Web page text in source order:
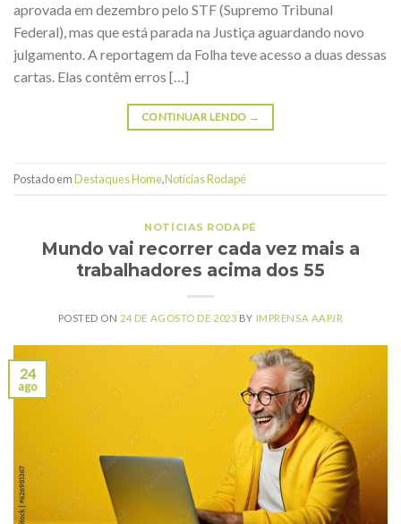
aprovada em dezembro pelo STF (Supremo Tribunal
Federal), mas que está parada na Justiça aguardando novo
julgamento. A reportagem da Folha teve acesso a duas dessas
cartas. Elas contêm erros […]
CONTINUAR LENDO →
Postado emDestaques Home,Notícias Rodapé
NOTÍCIAS RODAPÉ
Mundo vai recorrer cada vez mais a
trabalhadores acima dos 55
POSTED ON 24 DE AGOSTO DE 2023 BY IMPRENSA AAPJR
24
ago